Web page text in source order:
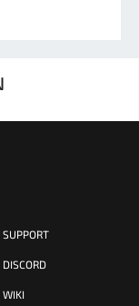
SUPPORT
DISCORD
WIKI